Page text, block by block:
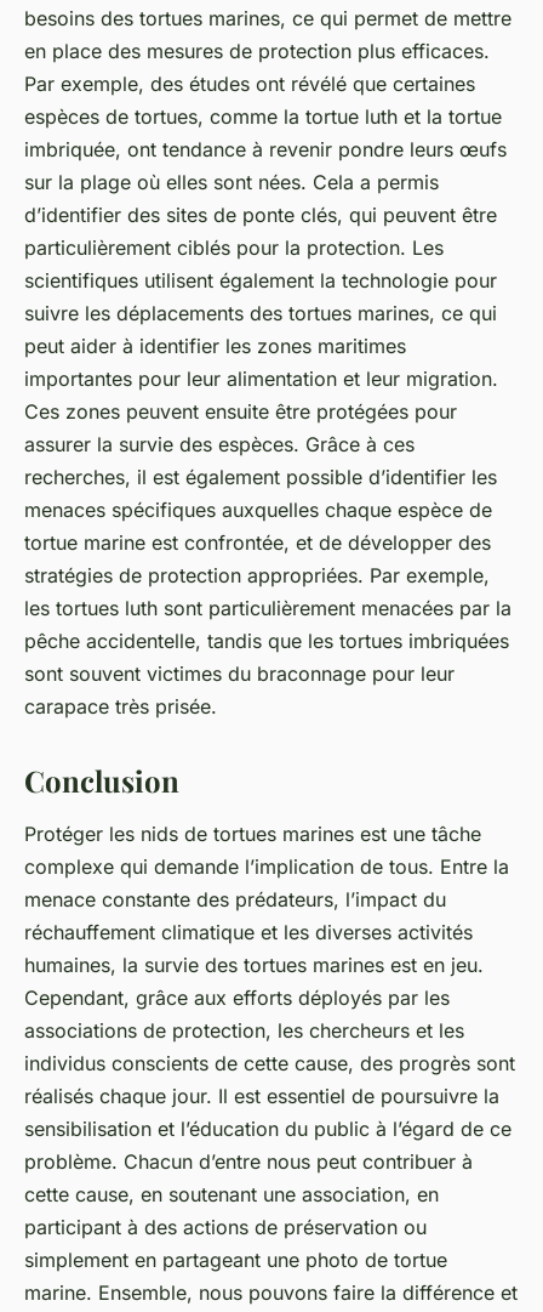
besoins des tortues marines, ce qui permet de mettre
en place des mesures de protection plus efficaces.
Par exemple, des études ont révélé que certaines
espèces de tortues, comme la tortue luth et la tortue
imbriquée, ont tendance à revenir pondre leurs œufs
sur la plage où elles sont nées. Cela a permis
d’identifier des sites de ponte clés, qui peuvent être
particulièrement ciblés pour la protection. Les
scientifiques utilisent également la technologie pour
suivre les déplacements des tortues marines, ce qui
peut aider à identifier les zones maritimes
importantes pour leur alimentation et leur migration.
Ces zones peuvent ensuite être protégées pour
assurer la survie des espèces. Grâce à ces
recherches, il est également possible d’identifier les
menaces spécifiques auxquelles chaque espèce de
tortue marine est confrontée, et de développer des
stratégies de protection appropriées. Par exemple,
les tortues luth sont particulièrement menacées par la
pêche accidentelle, tandis que les tortues imbriquées
sont souvent victimes du braconnage pour leur
carapace très prisée.
Conclusion
Protéger les nids de tortues marines est une tâche
complexe qui demande l’implication de tous. Entre la
menace constante des prédateurs, l’impact du
réchauffement climatique et les diverses activités
humaines, la survie des tortues marines est en jeu.
Cependant, grâce aux efforts déployés par les
associations de protection, les chercheurs et les
individus conscients de cette cause, des progrès sont
réalisés chaque jour. Il est essentiel de poursuivre la
sensibilisation et l’éducation du public à l’égard de ce
problème. Chacun d’entre nous peut contribuer à
cette cause, en soutenant une association, en
participant à des actions de préservation ou
simplement en partageant une photo de tortue
marine. Ensemble, nous pouvons faire la différence et